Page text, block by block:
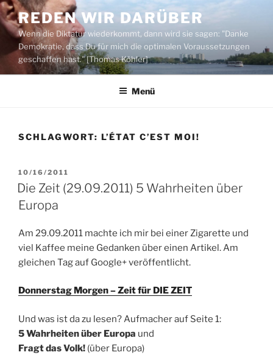
Zum
Inhalt
springen
REDEN WIR DARÜBER
Wenn die Diktatur wiederkommt, dann wird sie sagen: "Danke
Demokratie, dass Du für mich die optimalen Voraussetzungen
geschaffen hast." [Thomas Köhler]
Menü
SCHLAGWORT: L’ÉTAT C’EST MOI!
VERÖFFENTLICHT
AM
10/16/2011
Die Zeit (29.09.2011) 5 Wahrheiten über
Europa
Am 29.09.2011 machte ich mir bei einer Zigarette und
viel Kaffee meine Gedanken über einen Artikel. Am
gleichen Tag auf Google+ veröffentlicht.
Donnerstag Morgen – Zeit für DIE ZEIT
Und was ist da zu lesen? Aufmacher auf Seite 1:
5 Wahrheiten über Europa und
Fragt das Volk! (über Europa)